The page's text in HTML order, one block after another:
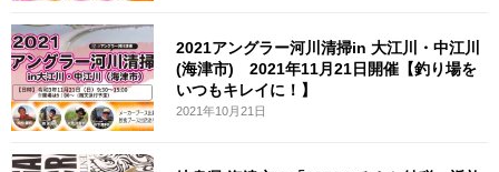
2021アングラー河川清掃in 大江川・中江川
(海津市) 2021年11月21日開催【釣り場を
いつもキレイに！】
2021年10月21日